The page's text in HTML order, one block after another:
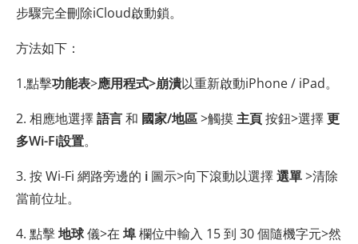
步驟完全刪除iCloud啟動鎖。
方法如下：
1.點擊功能表>應用程式>崩潰以重新啟動iPhone / iPad。
2. 相應地選擇語言和 國家/地區>觸摸主頁按鈕>選擇更
多Wi-Fi設置。
3. 按 Wi-Fi 網路旁邊的 i 圖示>向下滾動以選擇選單>清除
當前位址。
4. 點擊地球儀>在 埠欄位中輸入 15 到 30 個隨機字元>然